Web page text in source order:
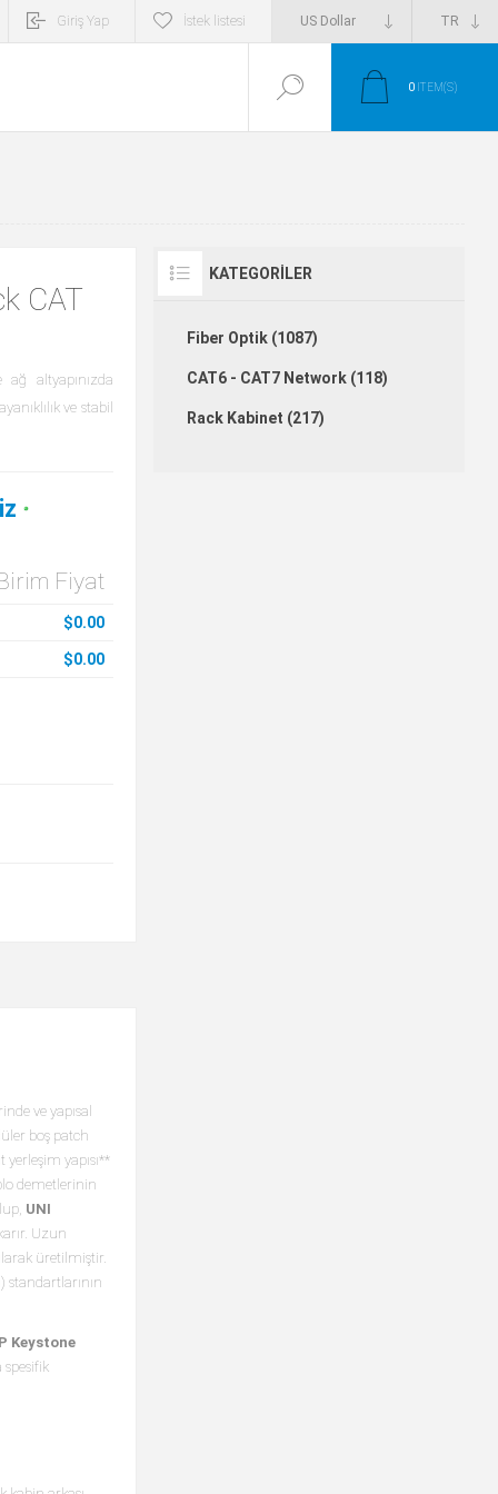
Giriş Yap İstek listesi
0 ITEM(S)
CAT
altyapınızda
ve stabil
Fiyat
$0.00
$0.00
ve yapısal
boş patch
yapısı**
demetlerinin
UNI
Uzun
üretilmiştir.
standartlarının
Keystone
spesifik
KATEGORILER
Fiber Optik (1087)
CAT6 - CAT7 Network (118)
Rack Kabinet (217)